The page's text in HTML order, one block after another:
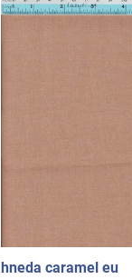
hneda caramel eu